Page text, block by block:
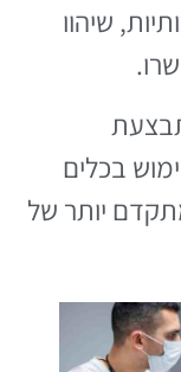
שיהוו
בכלים
יותר של